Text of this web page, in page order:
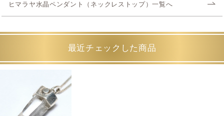
ヒマラヤ水晶ペンダント（ネックレストップ）一覧へ
最近チェックした商品